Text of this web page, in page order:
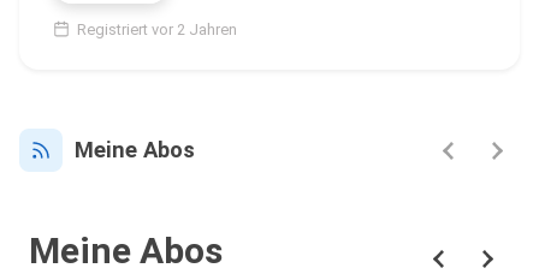
Registriert vor 2 Jahren
Meine Abos
Meine Abos